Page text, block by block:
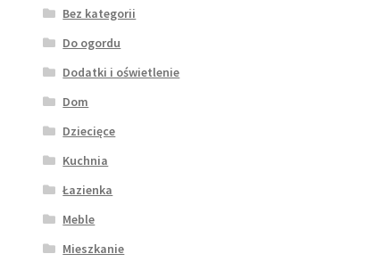
Bez kategorii
Do ogordu
Dodatki i oświetlenie
Dom
Dziecięce
Kuchnia
Łazienka
Meble
Mieszkanie